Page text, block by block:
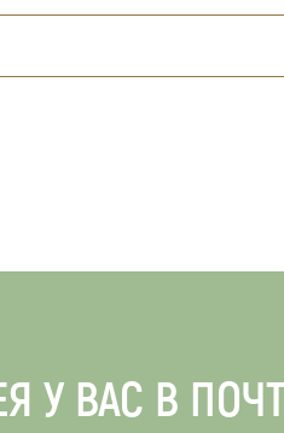
У ВАС В